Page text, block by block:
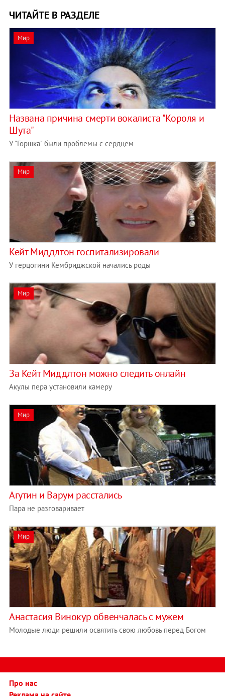
ЧИТАЙТЕ В РАЗДЕЛЕ
Мир
Названа причина смерти вокалиста "Короля и
Шута"
У "Горшка" были проблемы с сердцем
Мир
Кейт Миддлтон госпитализировали
У герцогини Кембриджской начались роды
Мир
За Кейт Миддлтон можно следить онлайн
Акулы пера установили камеру
Мир
Агутин и Варум расстались
Пара не разговаривает
Мир
Анастасия Винокур обвенчалась с мужем
Молодые люди решили освятить свою любовь перед Богом
Про нас